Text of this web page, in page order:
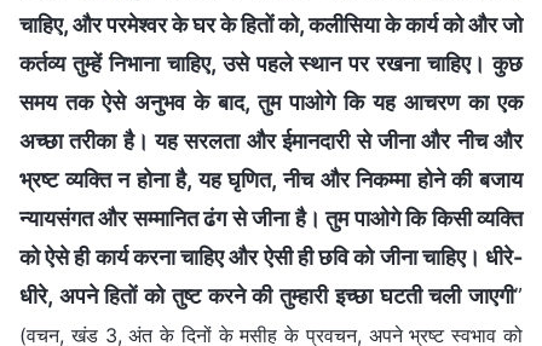
चाहिए, और परमेश्वर के घर के हितों को, कलीसिया के कार्य को और जो
कर्तव्य तुम्हें निभाना चाहिए, उसे पहले स्थान पर रखना चाहिए। कुछ
समय तक ऐसे अनुभव के बाद, तुम पाओगे कि यह आचरण का एक
अच्छा तरीका है। यह सरलता और ईमानदारी से जीना और नीच और
भ्रष्‍ट व्‍यक्ति न होना है, यह घृणित, नीच और निकम्‍मा होने की बजाय
न्यायसंगत और सम्मानित ढंग से जीना है। तुम पाओगे कि किसी व्यक्ति
को ऐसे ही कार्य करना चाहिए और ऐसी ही छवि को जीना चाहिए। धीरे-
धीरे, अपने हितों को तुष्‍ट करने की तुम्‍हारी इच्छा घटती चली जाएगी”
(वचन, खंड 3, अंत के दिनों के मसीह के प्रवचन, अपने भ्रष्ट स्वभाव को